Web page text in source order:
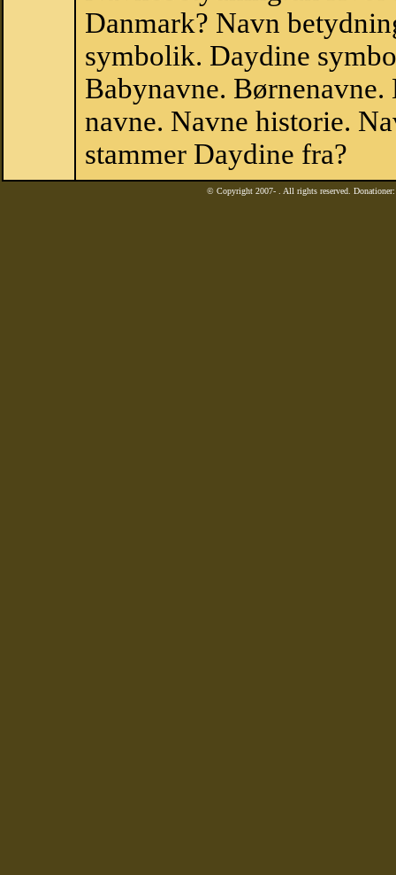
Danmark? Navn
symbolik. Daydine
Babynavne.
navne. Navne historie.
stammer Daydine fra?
© Copyright 2007- . All rights reserved.